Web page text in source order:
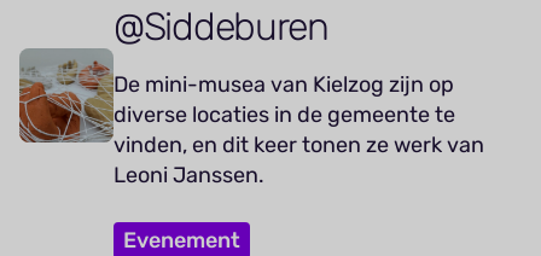
@Siddeburen
De mini-musea van Kielzog zijn op
diverse locaties in de gemeente te
vinden, en dit keer tonen ze werk van
Leoni Janssen.
Evenement